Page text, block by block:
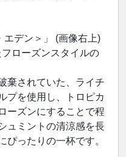
エデン＞」 (画像右上)
ローズンスタイルの
棄されていた、ライチ
プを使用し、トロピカ
ーズンにすることで程
ュミントの清涼感を長
ぴったりの一杯です。